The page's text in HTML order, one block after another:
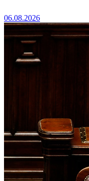
06.08.2026